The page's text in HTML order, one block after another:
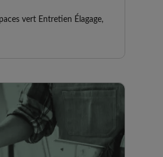
vert Entretien Élagage,